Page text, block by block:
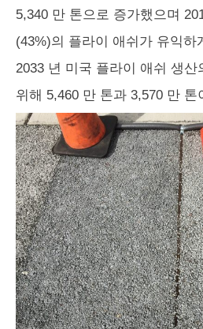
5,340 만 톤으로 증가했으며
(43%)의 플라이 애쉬가 유익하
2033 년 미국 플라이 애쉬 생
위해 5,460 만 톤과 3,570 만